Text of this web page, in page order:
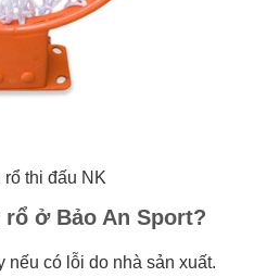
thi đấu NK
ở Bảo An Sport?
nếu có lỗi do nhà sản xuất.